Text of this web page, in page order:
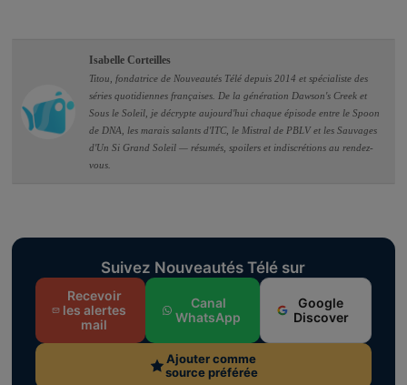
Isabelle Corteilles
Titou, fondatrice de Nouveautés Télé depuis 2014 et spécialiste des
séries quotidiennes françaises. De la génération Dawson's Creek et
Sous le Soleil, je décrypte aujourd'hui chaque épisode entre le Spoon
de DNA, les marais salants d'ITC, le Mistral de PBLV et les Sauvages
d'Un Si Grand Soleil — résumés, spoilers et indiscrétions au rendez-
vous.
Suivez Nouveautés Télé sur
Recevoir
les alertes
mail
Canal
WhatsApp
Google
Discover
Ajouter comme
source préférée